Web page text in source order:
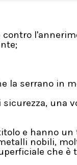
la serrano in
una
titolo e hanno
nobili,
che è